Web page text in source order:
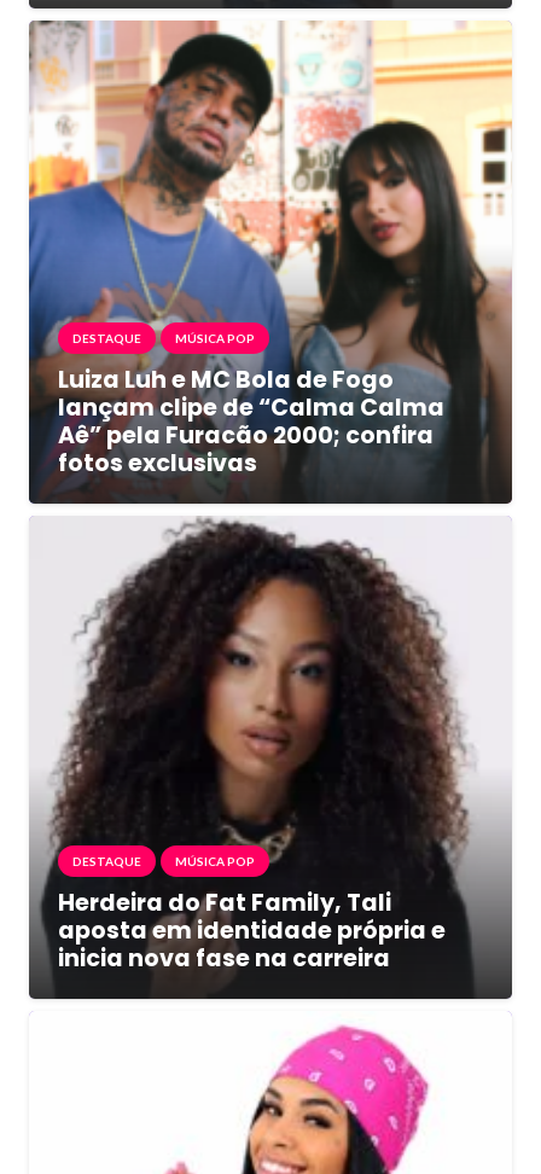
DESTAQUE MÚSICA POP
Luiza Luh e MC Bola de Fogo
lançam clipe de “Calma Calma
Aê” pela Furacão 2000; confira
fotos exclusivas
DESTAQUE MÚSICA POP
Herdeira do Fat Family, Tali
aposta em identidade própria e
inicia nova fase na carreira